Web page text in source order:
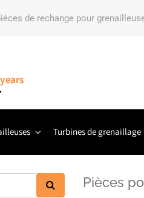
de rechange pour
Turbines de grenaillage
Pièces